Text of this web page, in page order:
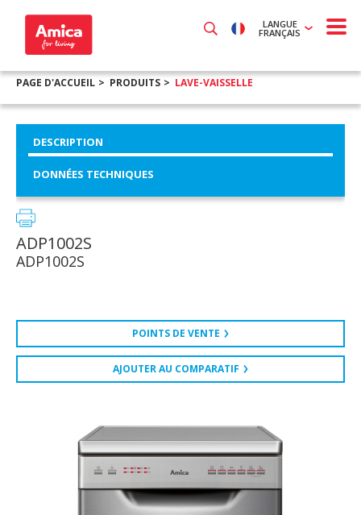
LANGUE
FRANÇAIS
PAGE D'ACCUEIL PRODUITS LAVE-VAISSELLE
DESCRIPTION
DONNÉES TECHNIQUES
ADP1002S
ADP1002S
POINTS DE VENTE
AJOUTER AU COMPARATIF